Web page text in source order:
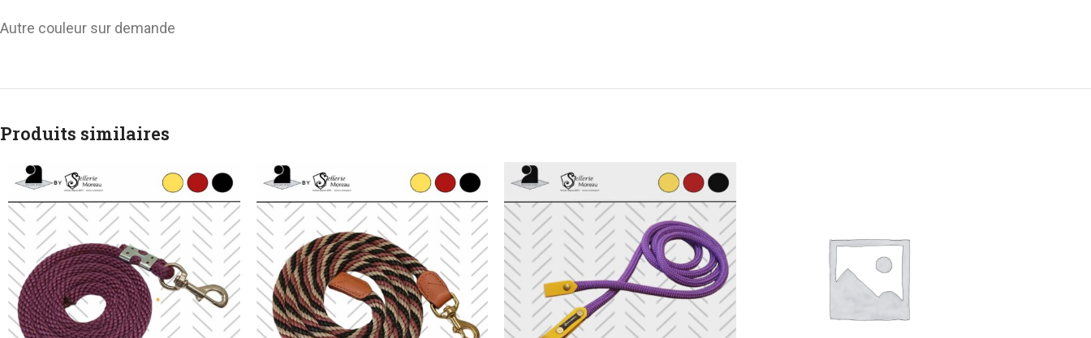
Autre couleur sur demande
Produits similaires